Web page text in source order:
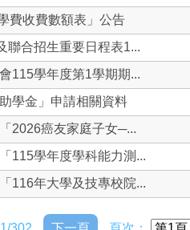
費收費數額表」公告
聯合招生重要日程表1...
115學年度第1學期期...
學金」申請相關資料
2026癌友家庭子女─...
115學年度學科能力測...
116年大學及技專校院...